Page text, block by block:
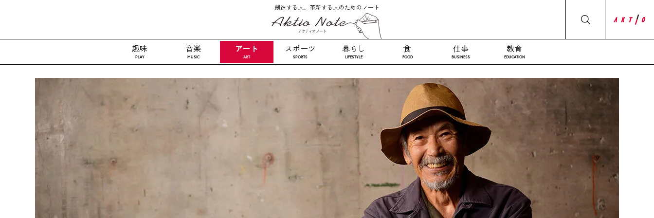
創造する人、革新する人のためのノート
趣味
PLAY
音楽
MUSIC
アート
ART
スポーツ
SPORTS
暮らし
LIFESTYLE
食
FOOD
仕事
BUSINESS
教育
EDUCATION